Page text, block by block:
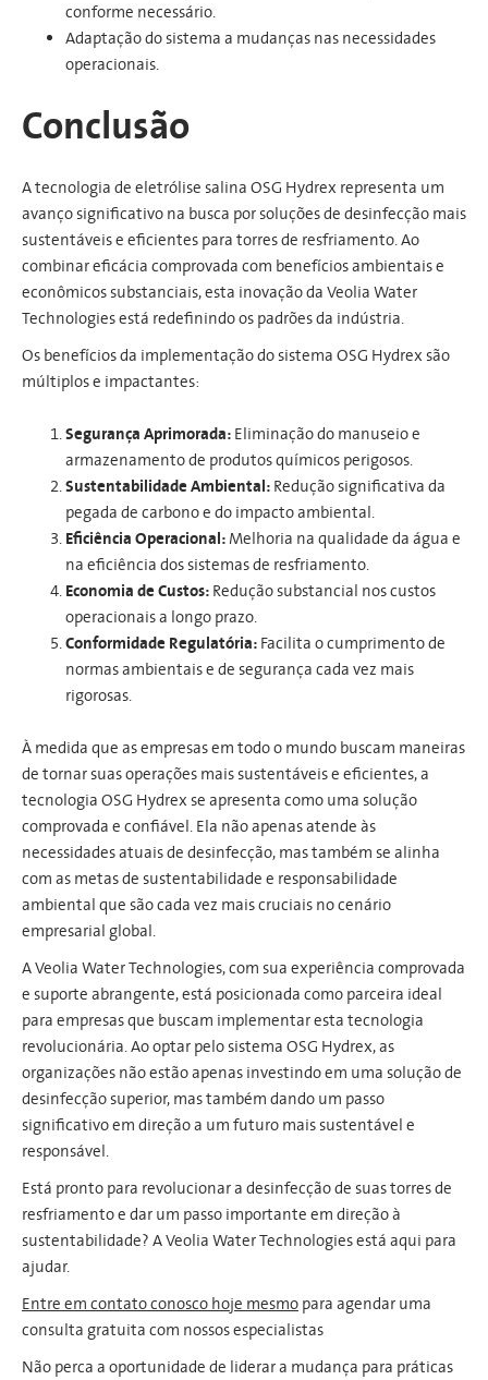
conforme necessário.
Adaptação do sistema a mudanças nas necessidades
operacionais.
Conclusão
A tecnologia de eletrólise salina OSG Hydrex representa um
avanço significativo na busca por soluções de desinfecção mais
sustentáveis e eficientes para torres de resfriamento. Ao
combinar eficácia comprovada com benefícios ambientais e
econômicos substanciais, esta inovação da Veolia Water
Technologies está redefinindo os padrões da indústria.
Os benefícios da implementação do sistema OSG Hydrex são
múltiplos e impactantes:
Segurança Aprimorada:Eliminação do manuseio e
armazenamento de produtos químicos perigosos.
Sustentabilidade Ambiental:Redução significativa da
pegada de carbono e do impacto ambiental.
Eficiência Operacional:Melhoria na qualidade da água e
na eficiência dos sistemas de resfriamento.
Economia de Custos:Redução substancial nos custos
operacionais a longo prazo.
Conformidade Regulatória:Facilita o cumprimento de
normas ambientais e de segurança cada vez mais
rigorosas.
À medida que as empresas em todo o mundo buscam maneiras
de tornar suas operações mais sustentáveis e eficientes, a
tecnologia OSG Hydrex se apresenta como uma solução
comprovada e confiável. Ela não apenas atende às
necessidades atuais de desinfecção, mas também se alinha
com as metas de sustentabilidade e responsabilidade
ambiental que são cada vez mais cruciais no cenário
empresarial global.
A Veolia Water Technologies, com sua experiência comprovada
e suporte abrangente, está posicionada como parceira ideal
para empresas que buscam implementar esta tecnologia
revolucionária. Ao optar pelo sistema OSG Hydrex, as
organizações não estão apenas investindo em uma solução de
desinfecção superior, mas também dando um passo
significativo em direção a um futuro mais sustentável e
responsável.
Está pronto para revolucionar a desinfecção de suas torres de
resfriamento e dar um passo importante em direção à
sustentabilidade? A Veolia Water Technologies está aqui para
ajudar.
Entre em contato conosco hoje mesmopara agendar uma
consulta gratuita com nossos especialistas
Não perca a oportunidade de liderar a mudança para práticas